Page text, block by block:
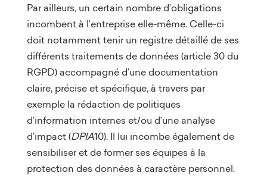
Par ailleurs, un certain nombre d’obligations
incombent à l’entreprise elle-même. Celle-ci
doit notamment tenir un registre détaillé de ses
différents traitements de données (article 30 du
RGPD) accompagné d’une documentation
claire, précise et spécifique, à travers par
exemple la rédaction de politiques
d’information internes et/ou d’une analyse
d’impact (DPIA10). Il lui incombe également de
sensibiliser et de former ses équipes à la
protection des données à caractère personnel.